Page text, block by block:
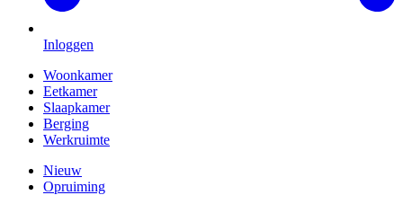
Inloggen
Woonkamer
Eetkamer
Slaapkamer
Berging
Werkruimte
Nieuw
Opruiming